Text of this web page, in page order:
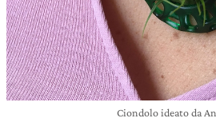
Ciondolo ideato da